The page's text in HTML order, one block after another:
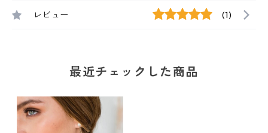
レビュー (1)
最近チェックした商品